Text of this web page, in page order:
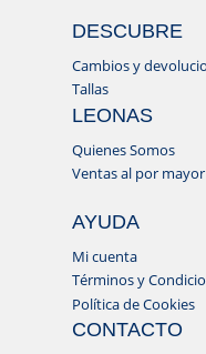
DESCUBRE
Cambios y
Tallas
LEONAS
Quienes Somos
Ventas al por mayor
AYUDA
Mi cuenta
Términos y
Política de Cookies
CONTACTO